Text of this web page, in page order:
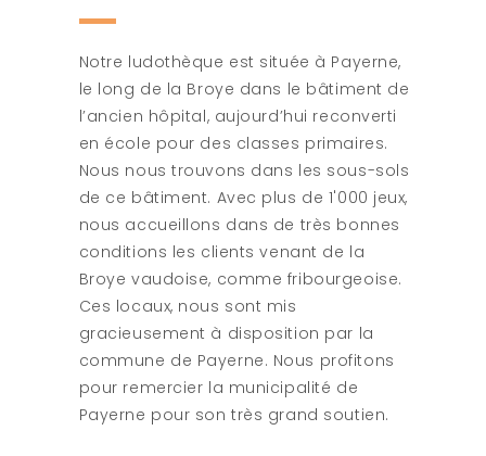
Notre ludothèque est située à Payerne,
le long de la Broye dans le bâtiment de
l’ancien hôpital, aujourd’hui reconverti
en école pour des classes primaires.
Nous nous trouvons dans les sous-sols
de ce bâtiment. Avec plus de 1'000 jeux,
nous accueillons dans de très bonnes
conditions les clients venant de la
Broye vaudoise, comme fribourgeoise.
Ces locaux, nous sont mis
gracieusement à disposition par la
commune de Payerne. Nous profitons
pour remercier la municipalité de
Payerne pour son très grand soutien.